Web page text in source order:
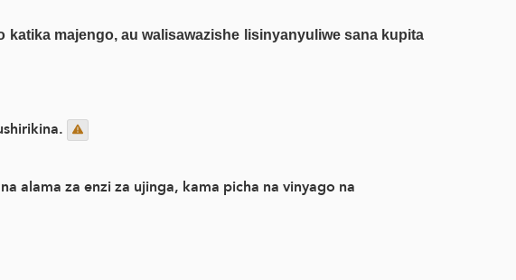
majengo, au walisawazishe lisinyanyuliwe sana kupita
alama za enzi za ujinga, kama picha na vinyago na